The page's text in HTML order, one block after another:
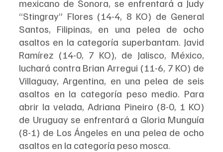
mexicano de Sonora, se enfrentará a Judy
“Stingray” Flores (14-4, 8 KO) de General
Santos, Filipinas, en una pelea de ocho
asaltos en la categoría superbantam. Javid
Ramírez (14-0, 7 KO), de Jalisco, México,
luchará contra Brian Arregui (11-6, 7 KO) de
Villaguay, Argentina, en una pelea de seis
asaltos en la categoría peso medio. Para
abrir la velada, Adriana Pineiro (8-0, 1 KO)
de Uruguay se enfrentará a Gloria Munguía
(8-1) de Los Ángeles en una pelea de ocho
asaltos en la categoría peso mosca.